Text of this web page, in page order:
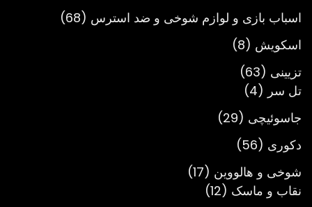
اسباب بازی و لوازم شوخی و ضد استرس 68
68
اسکویش 8
8
تزیینی 63
63
محصول
تل سر 4
4
محصول
جاسوئیچی 29
29
دکوری 56
56
محصول
شوخی و هالووین 17
17
نقاب و ماسک 12
12